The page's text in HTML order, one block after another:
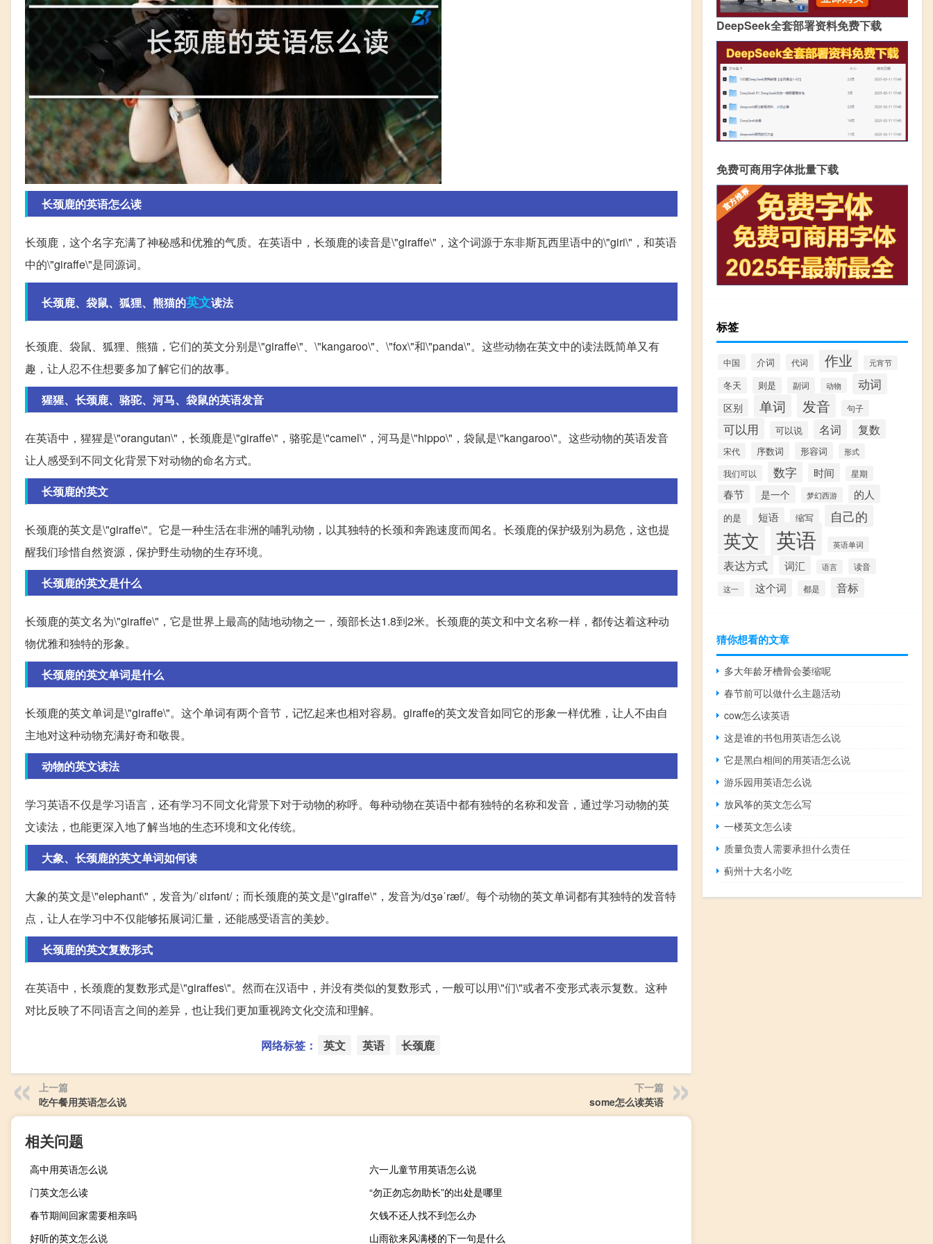
长颈鹿的英语怎么读
长颈鹿，这个名字充满了神秘感和优雅的气质。在英语中，长颈鹿的读音是\"giraffe\"，这个词源于东非斯瓦西里语中的\"giri\"，和英语
中的\"giraffe\"是同源词。
长颈鹿、袋鼠、狐狸、熊猫的英文读法
长颈鹿、袋鼠、狐狸、熊猫，它们的英文分别是\"giraffe\"、\"kangaroo\"、\"fox\"和\"panda\"。这些动物在英文中的读法既简单又有
趣，让人忍不住想要多加了解它们的故事。
猩猩、长颈鹿、骆驼、河马、袋鼠的英语发音
在英语中，猩猩是\"orangutan\"，长颈鹿是\"giraffe\"，骆驼是\"camel\"，河马是\"hippo\"，袋鼠是\"kangaroo\"。这些动物的英语发音
让人感受到不同文化背景下对动物的命名方式。
长颈鹿的英文
长颈鹿的英文是\"giraffe\"。它是一种生活在非洲的哺乳动物，以其独特的长颈和奔跑速度而闻名。长颈鹿的保护级别为易危，这也提
醒我们珍惜自然资源，保护野生动物的生存环境。
长颈鹿的英文是什么
长颈鹿的英文名为\"giraffe\"，它是世界上最高的陆地动物之一，颈部长达1.8到2米。长颈鹿的英文和中文名称一样，都传达着这种动
物优雅和独特的形象。
长颈鹿的英文单词是什么
长颈鹿的英文单词是\"giraffe\"。这个单词有两个音节，记忆起来也相对容易。giraffe的英文发音如同它的形象一样优雅，让人不由自
主地对这种动物充满好奇和敬畏。
动物的英文读法
学习英语不仅是学习语言，还有学习不同文化背景下对于动物的称呼。每种动物在英语中都有独特的名称和发音，通过学习动物的英
文读法，也能更深入地了解当地的生态环境和文化传统。
大象、长颈鹿的英文单词如何读
大象的英文是\"elephant\"，发音为/ˈɛlɪfənt/；而长颈鹿的英文是\"giraffe\"，发音为/dʒəˈræf/。每个动物的英文单词都有其独特的发音特
点，让人在学习中不仅能够拓展词汇量，还能感受语言的美妙。
长颈鹿的英文复数形式
在英语中，长颈鹿的复数形式是\"giraffes\"。然而在汉语中，并没有类似的复数形式，一般可以用\"们\"或者不变形式表示复数。这种
对比反映了不同语言之间的差异，也让我们更加重视跨文化交流和理解。
网络标签： 英文 英语 长颈鹿
上一篇
吃午餐用英语怎么说
下一篇
some怎么读英语
相关问题
高中用英语怎么说
六一儿童节用英语怎么说
门英文怎么读
“勿正勿忘勿助长”的出处是哪里
春节期间回家需要相亲吗
欠钱不还人找不到怎么办
好听的英文怎么说
山雨欲来风满楼的下一句是什么
DeepSeek全套部署资料免费下载
免费可商用字体批量下载
标签
中国 介词 代词 作业 元宵节
冬天 则是 副词 动物 动词
区别 单词 发音 句子
可以用 可以说 名词 复数
宋代 序数词 形容词 形式
我们可以 数字 时间 星期
春节 是一个 梦幻西游 的人
的是 短语 缩写 自己的
英文 英语 英语单词
表达方式 词汇 语言 读音
这一 这个词 都是 音标
猜你想看的文章
多大年龄牙槽骨会萎缩呢
春节前可以做什么主题活动
cow怎么读英语
这是谁的书包用英语怎么说
它是黑白相间的用英语怎么说
游乐园用英语怎么说
放风筝的英文怎么写
一楼英文怎么读
质量负责人需要承担什么责任
蓟州十大名小吃